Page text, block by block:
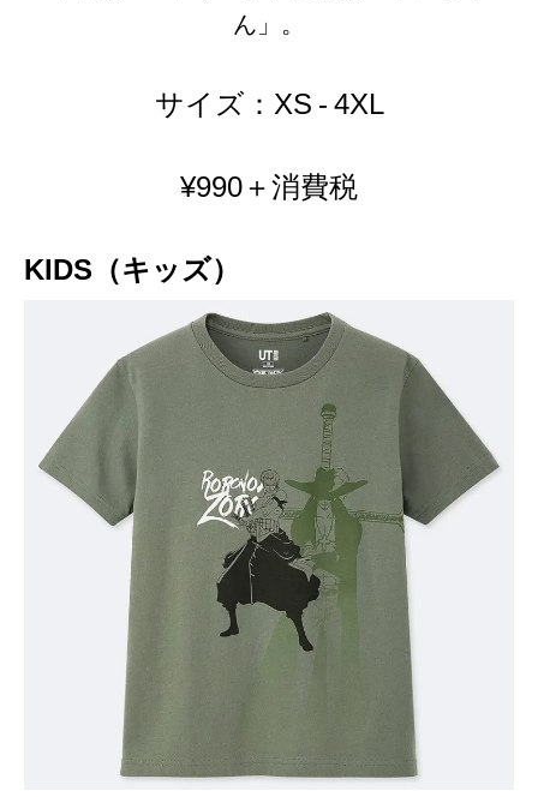
ん」。
サイズ：XS - 4XL
¥990＋消費税
KIDS（キッズ）